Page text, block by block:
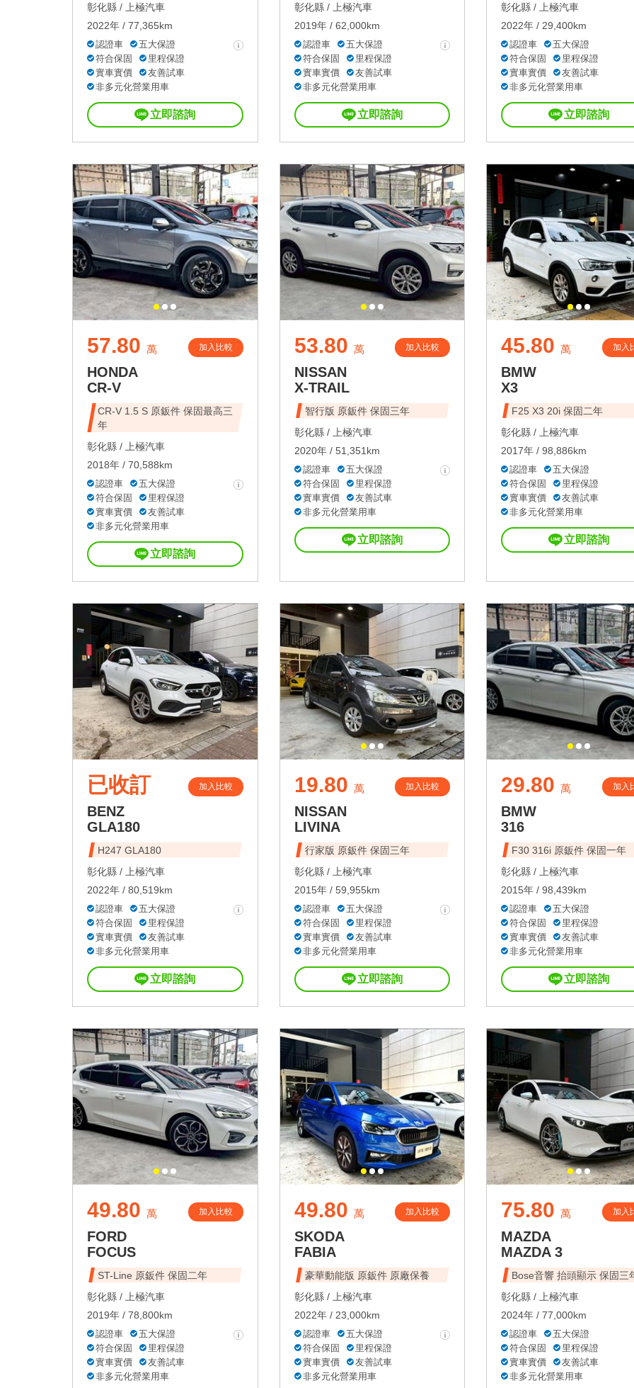
彰化縣 /
上極汽車
2022年 / 77,365km
認證車
五大保證
符合保固
里程保證
實車實價
友善試車
非多元化營業用車
立即諮詢
彰化縣 /
上極汽車
2019年 / 62,000km
認證車
五大保證
符合保固
里程保證
實車實價
友善試車
非多元化營業用車
立即諮詢
彰化縣 /
上極汽車
2022年 / 29,400km
認證車
五大保證
符合保固
里程保證
實車實價
友善試車
非多元化營業用車
立即諮詢
57.80 萬 加入比較
HONDA
CR-V
CR-V 1.5 S 原鈑件 保固最高三
年
彰化縣 /
上極汽車
2018年 / 70,588km
認證車
五大保證
符合保固
里程保證
實車實價
友善試車
非多元化營業用車
立即諮詢
53.80 萬 加入比較
NISSAN
X-TRAIL
智行版 原鈑件 保固三年
彰化縣 /
上極汽車
2020年 / 51,351km
認證車
五大保證
符合保固
里程保證
實車實價
友善試車
非多元化營業用車
立即諮詢
45.80 萬 加入
BMW
X3
F25 X3 20i 保固二年
彰化縣 /
上極汽車
2017年 / 98,886km
認證車
五大保證
符合保固
里程保證
實車實價
友善試車
非多元化營業用車
立即諮詢
已收訂 加入比較
BENZ
GLA180
H247 GLA180
彰化縣 /
上極汽車
2022年 / 80,519km
認證車
五大保證
符合保固
里程保證
實車實價
友善試車
非多元化營業用車
立即諮詢
19.80 萬 加入比較
NISSAN
LIVINA
行家版 原鈑件 保固三年
彰化縣 /
上極汽車
2015年 / 59,955km
認證車
五大保證
符合保固
里程保證
實車實價
友善試車
非多元化營業用車
立即諮詢
29.80 萬 加入
BMW
316
F30 316i 原鈑件 保固一年
彰化縣 /
上極汽車
2015年 / 98,439km
認證車
五大保證
符合保固
里程保證
實車實價
友善試車
非多元化營業用車
立即諮詢
49.80 萬 加入比較
FORD
FOCUS
ST-Line 原鈑件 保固二年
彰化縣 /
上極汽車
2019年 / 78,800km
認證車
五大保證
符合保固
里程保證
實車實價
友善試車
非多元化營業用車
49.80 萬 加入比較
SKODA
FABIA
豪華動能版 原鈑件 原廠保養
彰化縣 /
上極汽車
2022年 / 23,000km
認證車
五大保證
符合保固
里程保證
實車實價
友善試車
非多元化營業用車
75.80 萬 加入
MAZDA
MAZDA 3
Bose音響 抬頭顯示 保固三
彰化縣 /
上極汽車
2024年 / 77,000km
認證車
五大保證
符合保固
里程保證
實車實價
友善試車
非多元化營業用車